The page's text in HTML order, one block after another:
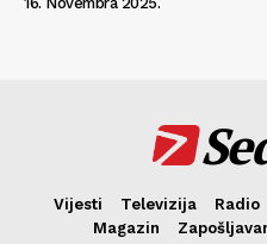
Vijesti Televizija Radio
Magazin